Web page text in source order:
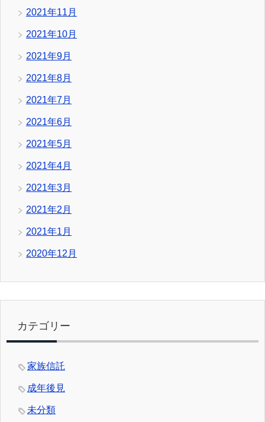
2021年11月
2021年10月
2021年9月
2021年8月
2021年7月
2021年6月
2021年5月
2021年4月
2021年3月
2021年2月
2021年1月
2020年12月
カテゴリー
家族信託
成年後見
未分類